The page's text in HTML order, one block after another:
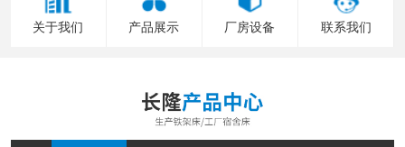
关于我们 产品展示 厂房设备 联系我们